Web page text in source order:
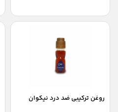
روغن ترکیبی ضد درد نیکوان